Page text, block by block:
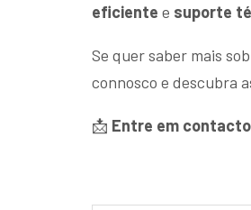
eficiente e suporte
Se quer saber mais
connosco e descubra
📩 Entre em